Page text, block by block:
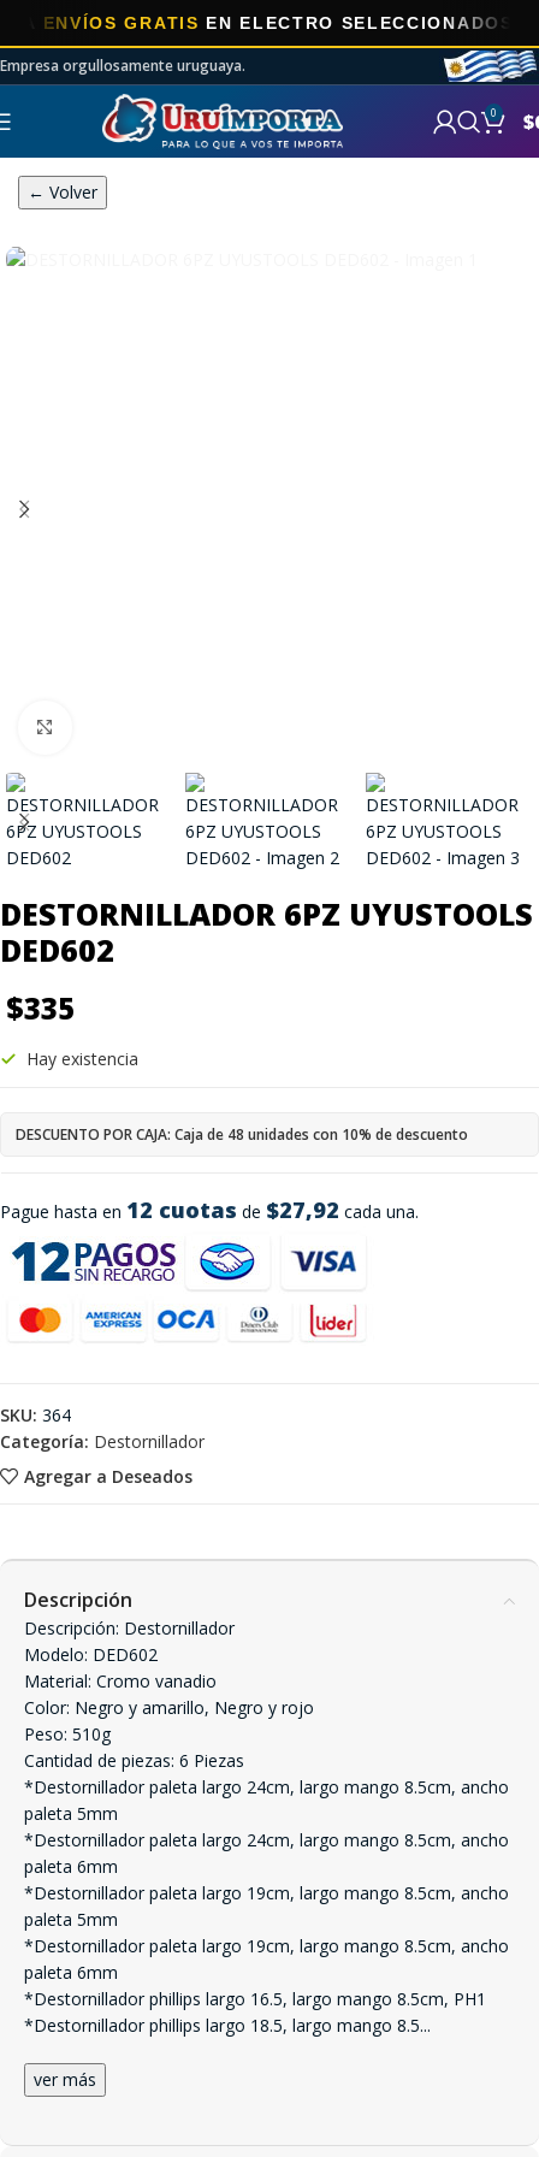
GRATISEN ELECTRO SELECCIONADOS!
Empresa orgullosamente uruguaya.
0 $
← Volver
DESTORNILLADOR 6PZ UYUSTOOLS
DED602
$335
Pague hasta en 12 cuotas de $27,92 cada una.
Hay existencia
DESCUENTO POR CAJA: Caja de 48 unidades con 10% de descuento
Agregar a Deseados
SKU: 364
Categoría: Destornillador
Descripción
Descripción: Destornillador
Modelo: DED602
Material: Cromo vanadio
Color: Negro y amarillo, Negro y rojo
Peso: 510g
Cantidad de piezas: 6 Piezas
*Destornillador paleta largo 24cm, largo mango 8.5cm, ancho
paleta 5mm
*Destornillador paleta largo 24cm, largo mango 8.5cm, ancho
paleta 6mm
*Destornillador paleta largo 19cm, largo mango 8.5cm, ancho
paleta 5mm
*Destornillador paleta largo 19cm, largo mango 8.5cm, ancho
paleta 6mm
*Destornillador phillips largo 16.5, largo mango 8.5cm, PH1
*Destornillador phillips largo 18.5, largo mango 8.5...
ver más